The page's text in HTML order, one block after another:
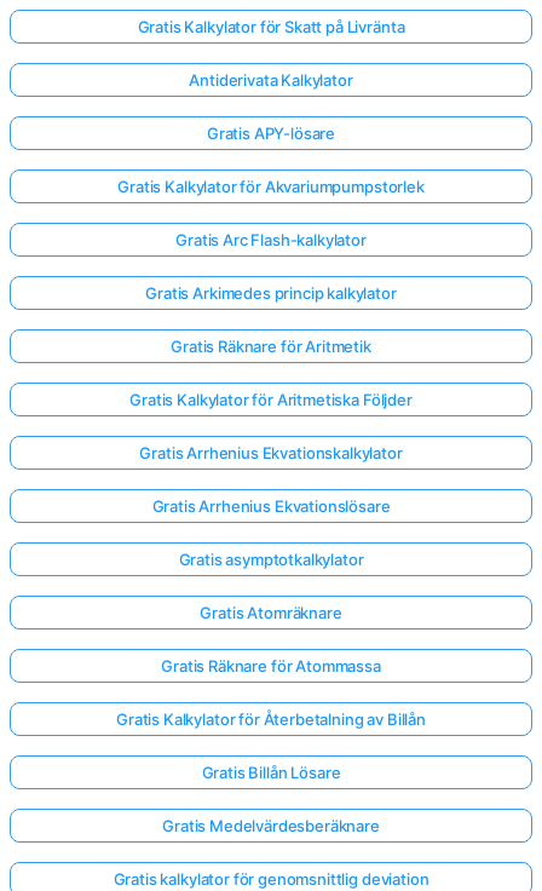
Gratis Kalkylator för Skatt på Livränta
Antiderivata Kalkylator
Gratis APY-lösare
Gratis Kalkylator för Akvariumpumpstorlek
Gratis Arc Flash-kalkylator
Gratis Arkimedes princip kalkylator
Gratis Räknare för Aritmetik
Gratis Kalkylator för Aritmetiska Följder
Gratis Arrhenius Ekvationskalkylator
Gratis Arrhenius Ekvationslösare
Gratis asymptotkalkylator
Gratis Atomräknare
Gratis Räknare för Atommassa
Gratis Kalkylator för Återbetalning av Billån
Gratis Billån Lösare
Gratis Medelvärdesberäknare
Gratis kalkylator för genomsnittlig deviation